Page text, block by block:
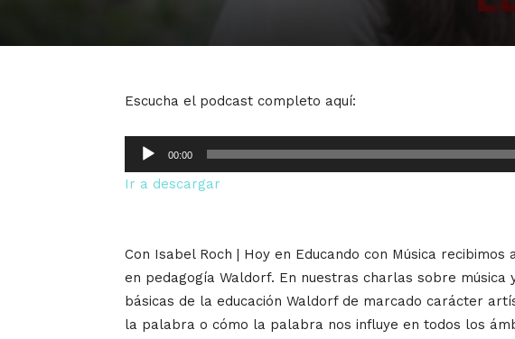
Escucha el podcast completo aquí:
Reproductor
de
audio
00:00
Ir a descargar
Con Isabel Roch | Hoy en Educando con Música
en pedagogía Waldorf. En nuestras charlas sobre música
básicas de la educación Waldorf de marcado carácter
la palabra o cómo la palabra nos influye en todos los